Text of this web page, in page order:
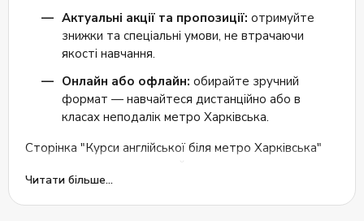
використання онлайн-додатоку та легкість у
спілкуванні з викладачами – ось основні кити, на яких
тримається школа. Якщо ви шукайте школу, в якій
зможете навчитися самі та навчати дитину – ви її
знайшли. Також є функція корпоративного вивчення
мови разом з колегами. Детальна інформація на сайті
школи.
Актуальні акції та пропозиції: отримуйте
знижки та спеціальні умови, не втрачаючи
якості навчання.
Онлайн або офлайн: обирайте зручний
формат — навчайтеся дистанційно або в
класах неподалік метро Харківська.
Сторінка "Курси англійської біля метро Харківська"
допоможе вам швидко знайти мовну школу, яка
відповідає вашим вимогам. Детальний опис програм,
доступні ціни та реальні відгуки студентів
Читати більше...